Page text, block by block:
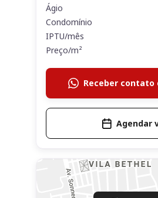
Ágio
Condomínio
IPTU/mês
Preço/m²
Receber contato
Agendar